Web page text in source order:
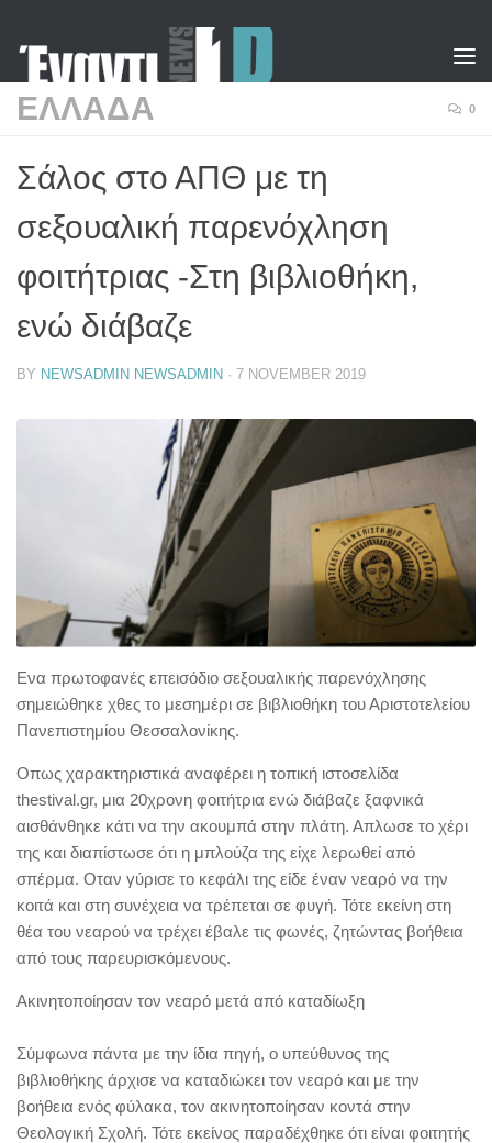
ΕΛΛΑΔΑ 0
Σάλος στο ΑΠΘ με τη
σεξουαλική παρενόχληση
φοιτήτριας -Στη βιβλιοθήκη,
ενώ διάβαζε
BY NEWSADMIN NEWSADMIN · 7 NOVEMBER 2019
Eνα πρωτοφανές επεισόδιο σεξουαλικής παρενόχλησης
σημειώθηκε χθες το μεσημέρι σε βιβλιοθήκη του Αριστοτελείου
Πανεπιστημίου Θεσσαλονίκης.
Οπως χαρακτηριστικά αναφέρει η τοπική ιστοσελίδα
thestival.gr, μια 20χρονη φοιτήτρια ενώ διάβαζε ξαφνικά
αισθάνθηκε κάτι να την ακουμπά στην πλάτη. Απλωσε το χέρι
της και διαπίστωσε ότι η μπλούζα της είχε λερωθεί από
σπέρμα. Οταν γύρισε το κεφάλι της είδε έναν νεαρό να την
κοιτά και στη συνέχεια να τρέπεται σε φυγή. Τότε εκείνη στη
θέα του νεαρού να τρέχει έβαλε τις φωνές, ζητώντας βοήθεια
από τους παρευρισκόμενους.
Ακινητοποίησαν τον νεαρό μετά από καταδίωξη
Σύμφωνα πάντα με την ίδια πηγή, ο υπεύθυνος της
βιβλιοθήκης άρχισε να καταδιώκει τον νεαρό και με την
βοήθεια ενός φύλακα, τον ακινητοποίησαν κοντά στην
Θεολογική Σχολή. Τότε εκείνος παραδέχθηκε ότι είναι φοιτητής